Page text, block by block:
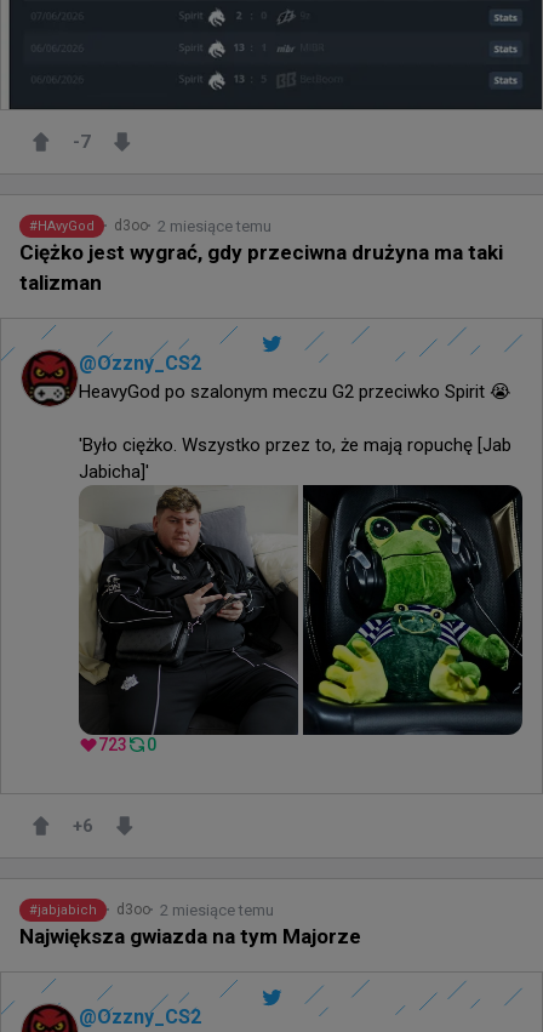
-7
#HAvyGod d3oo 2 miesiące temu
Ciężko jest wygrać, gdy przeciwna drużyna ma taki
talizman
@Ozzny_CS2
HeavyGod po szalonym meczu G2 przeciwko Spirit 😭
'Było ciężko. Wszystko przez to, że mają ropuchę [Jab
Jabicha]'
723 0
+6
#jabjabich d3oo 2 miesiące temu
Największa gwiazda na tym Majorze
@Ozzny_CS2